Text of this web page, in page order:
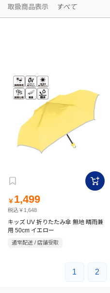
取扱商品表示 すべて
￥ 1,499
税込￥1,648
キッズ UV 折りたたみ傘 無地 晴雨兼
用 50cm イエロー
通常配送 / 店舗受取
1 2